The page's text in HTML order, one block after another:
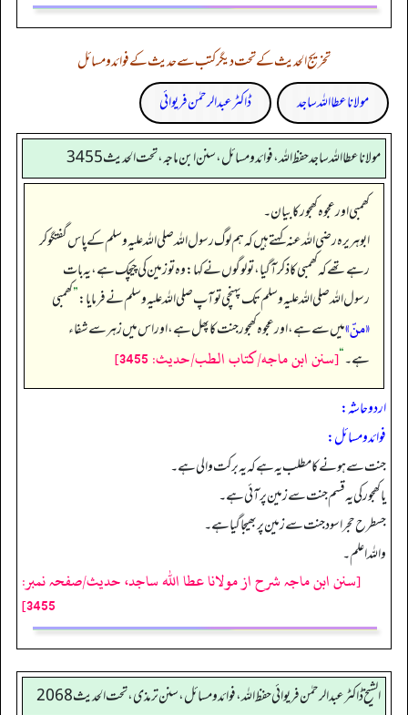
تخریج الحدیث کے تحت دیگر کتب سے حدیث کے فوائد و مسائل
مولانا عطا اللہ ساجد
ڈاکٹر عبدالرحمٰن فریوائی
مولانا عطا الله ساجد حفظ الله، فوائد و مسائل، سنن ابن ماجه، تحت الحديث3455
کھمبی اور عجوہ کھجور کا بیان۔
ابوہریرہ رضی اللہ عنہ کہتے ہیں کہ ہم لوگ رسول اللہ صلی اللہ علیہ وسلم کے پاس گفتگو کر
رہے تھے کہ کھمبی کا ذکر آ گیا، تو لوگوں نے کہا: وہ تو زمین کی چیچک ہے، یہ بات
رسول اللہ صلی اللہ علیہ وسلم تک پہنچی تو آپ صلی اللہ علیہ وسلم نے فرمایا:”کھمبی
«منّ»میں سے ہے، اور عجوہ کھجور جنت کا پھل ہے، اور اس میں زہر سے شفاء
ہے۔‏‏‏‏“[سنن ابن ماجه/كتاب الطب/حدیث: 3455]
اردو حاشہ:
فوائد و مسائل:
جنت سے ہونے کا مطلب یہ ہے کہ یہ برکت والی ہے۔
یا کھجور کی یہ قسم جنت سے زمین پر آئی ہے۔
جسطرح حجراسود جنت سے زمین پر بھیجا گیا ہے۔
واللہ اعلم۔
[سنن ابن ماجہ شرح از مولانا عطا الله ساجد، حدیث/صفحہ نمبر:
3455]
الشیخ ڈاکٹر عبد الرحمٰن فریوائی حفظ اللہ، فوائد و مسائل، سنن ترمذی، تحت الحديث 2068